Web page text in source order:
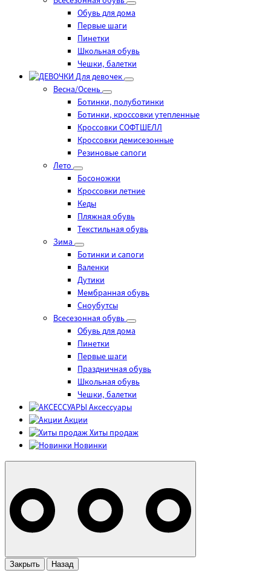
Обувь для дома
Первые шаги
Пинетки
Школьная обувь
Чешки, балетки
Для девочек
Весна/Осень
Ботинки, полуботинки
Ботинки, кроссовки утепленные
Кроссовки СОФТШЕЛЛ
Кроссовки демисезонные
Резиновые сапоги
Лето
Босоножки
Кроссовки летние
Кеды
Пляжная обувь
Текстильная обувь
Зима
Ботинки и сапоги
Валенки
Дутики
Мембранная обувь
Сноубутсы
Всесезонная обувь
Обувь для дома
Пинетки
Первые шаги
Праздничная обувь
Школьная обувь
Чешки, балетки
Аксессуары
Акции
Хиты продаж
Новинки
Закрыть Назад